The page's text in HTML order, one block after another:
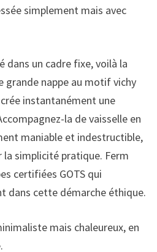
simplement mais avec
dans un cadre fixe, voilà la
grande nappe au motif vichy
instantanément une
la de vaisselle en
maniable et indestructible,
simplicité pratique. Ferm
certifiées GOTS qui
dans cette démarche éthique.
mais chaleureux, en